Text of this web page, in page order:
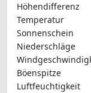
Höhendifferenz
Temperatur
Sonnenschein
Niederschläge
Böenspitze
Luftfeuchtigkeit